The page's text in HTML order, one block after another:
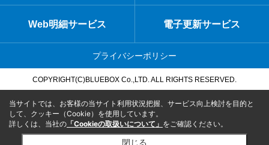
Web明細サービス 電子更新サービス
プライバシーポリシー
COPYRIGHT(C)BLUEBOX Co.,LTD. ALL RIGHTS RESERVED.
当サイトでは、お客様の当サイト利用状況把握、サービス向上検討を目的と
して、クッキー（Cookie）を使用しています。
詳しくは、当社の 「Cookieの取扱いについて」 をご確認ください。
閉じる